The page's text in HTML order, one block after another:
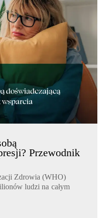
Przewodnik
Zdrowia (WHO)
ludzi na całym